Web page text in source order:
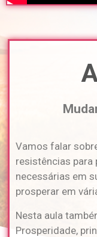
Vamos falar
resistências para
necessárias em
prosperar em
Nesta aula
Prosperidade,